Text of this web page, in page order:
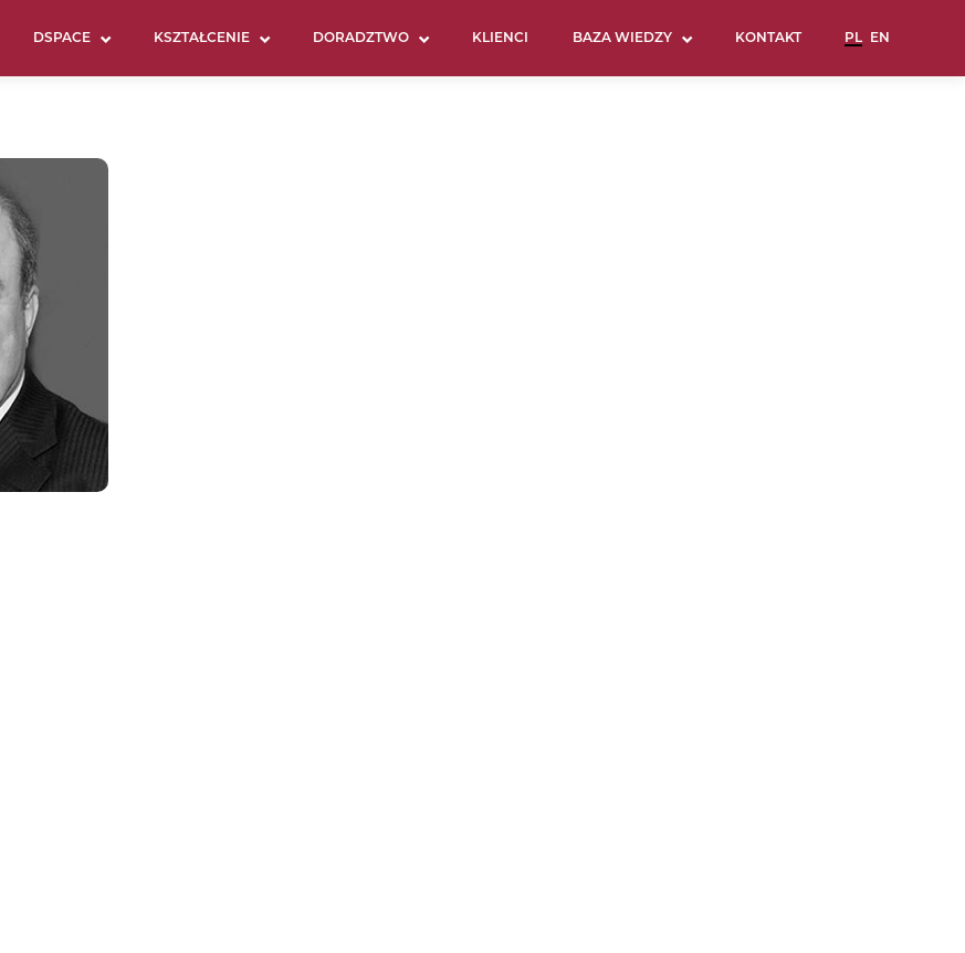
DSPACE KSZTAŁCENIE DORADZTWO KLIENCI BAZA WIEDZY KONTAKT